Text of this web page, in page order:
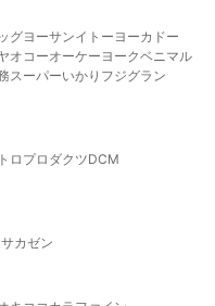
グヨーサンイトーヨーカドー
オコーオーケー ヨークベニマル
スーパーいかり フジグラン
ロプロダクツDCM
サカゼン